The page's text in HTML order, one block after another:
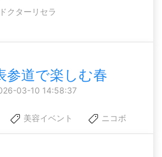
ドクターリセラ
参道で楽しむ春
03-10 14:58:37
美容イベント ニコボ